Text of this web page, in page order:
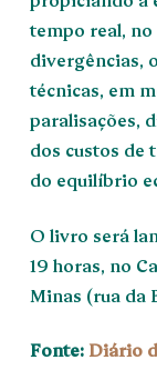
tempo real,
divergências,
técnicas, em
paralisações,
dos custos de
do equilíbrio
O livro será
19 horas, no
Minas (rua da
Fonte: Diário